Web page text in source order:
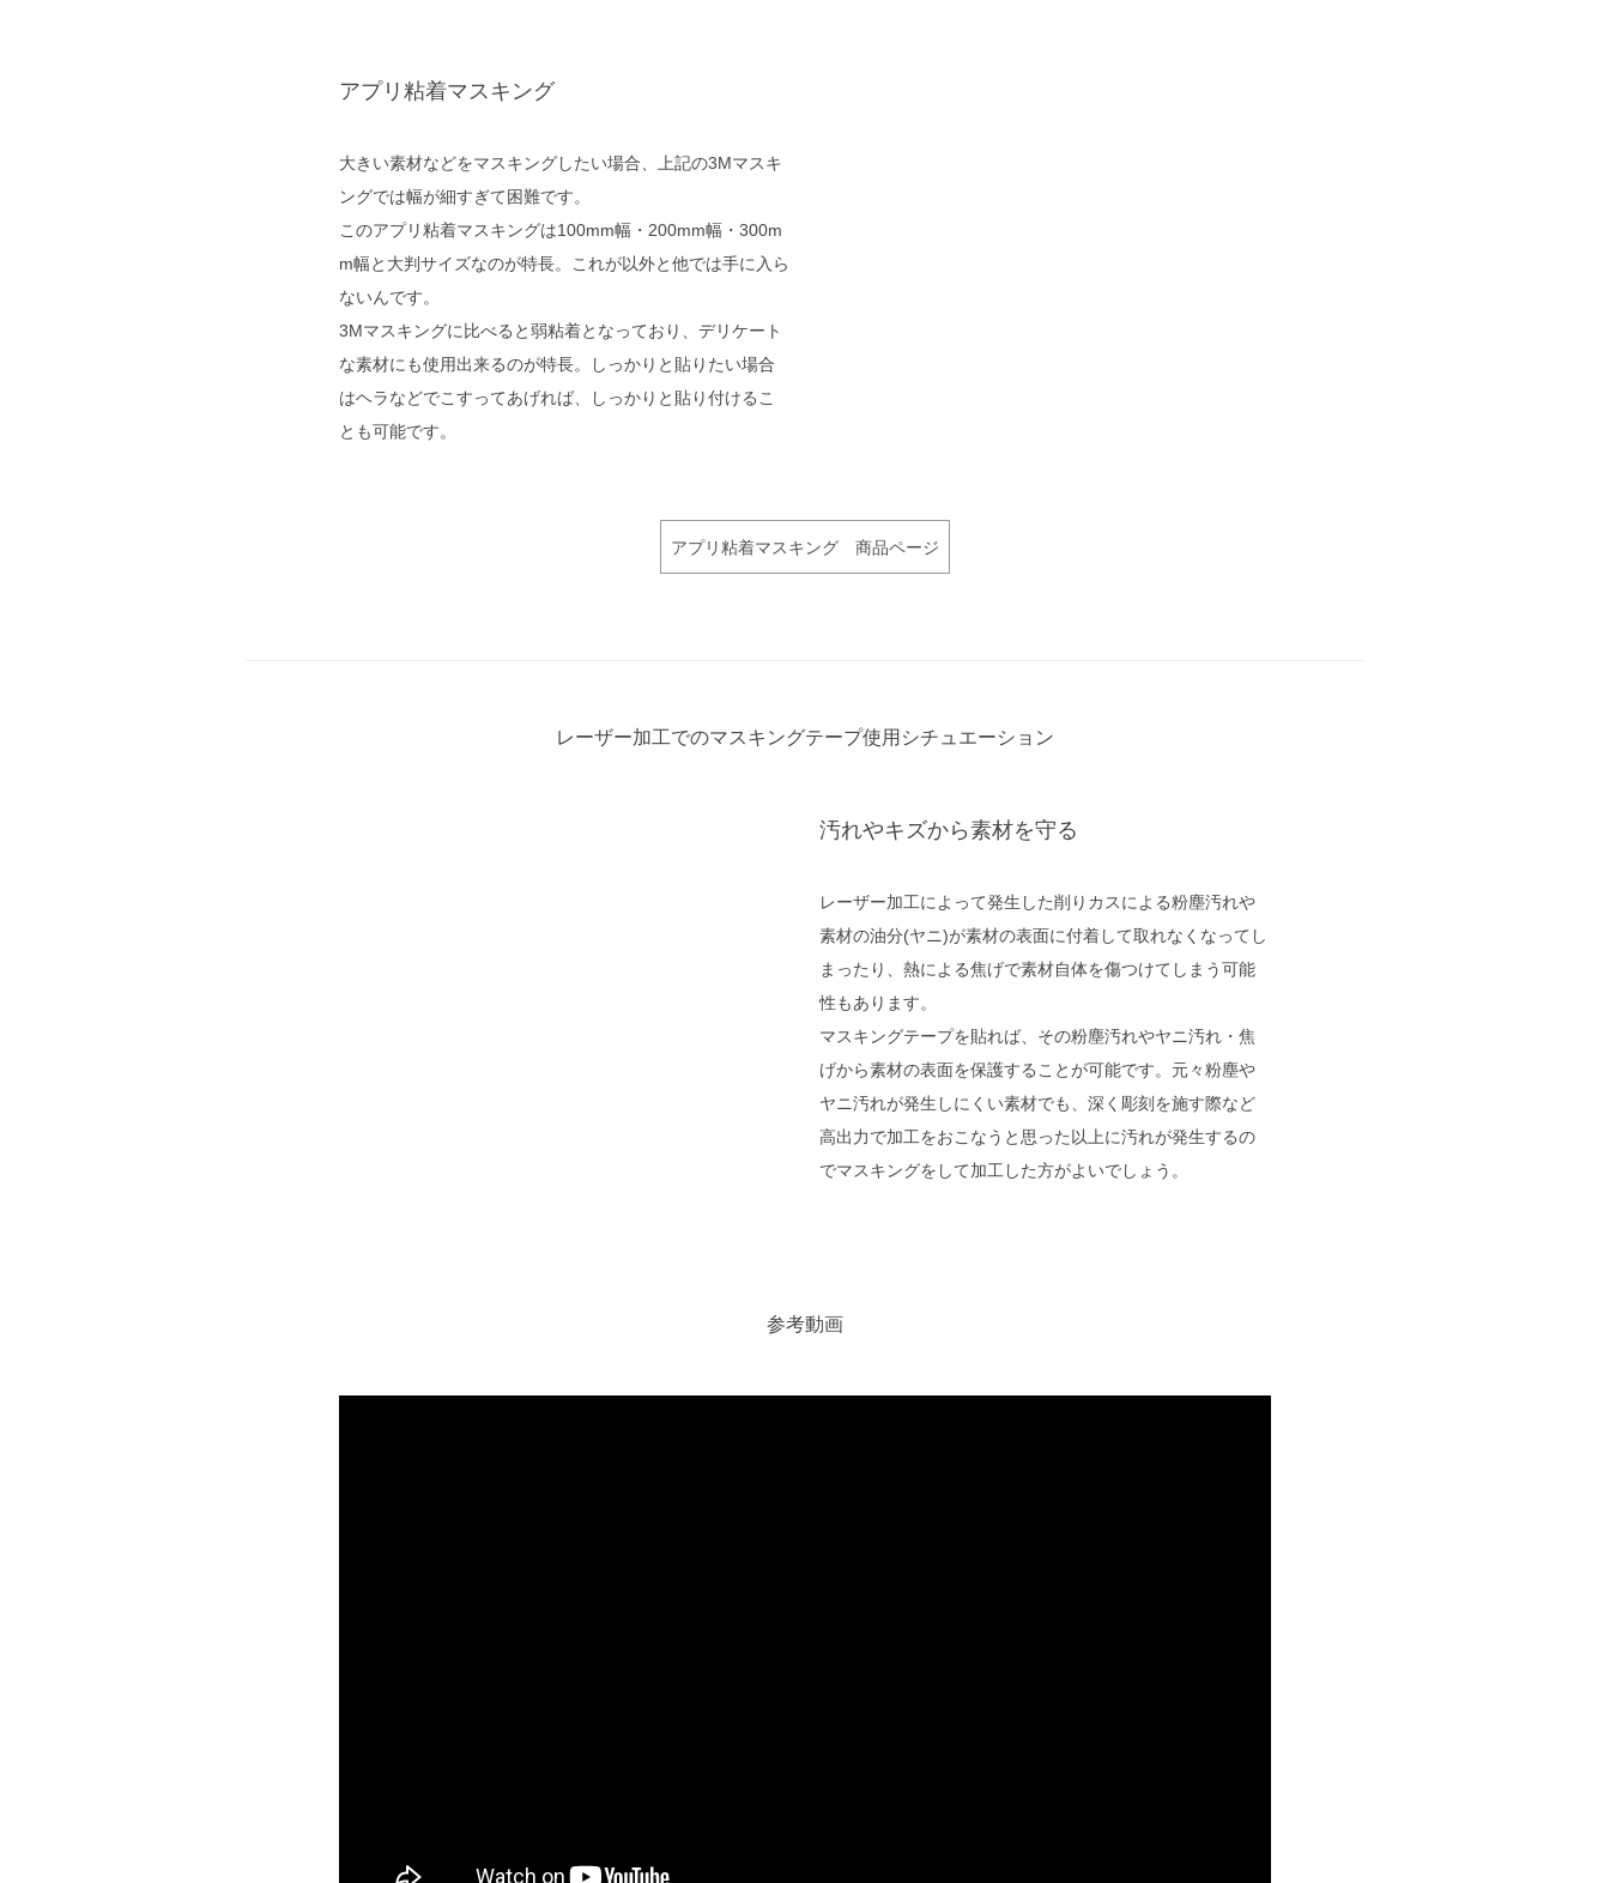
アプリ粘着マスキング
大きい素材などをマスキングしたい場合、上記の3Mマスキ
ングでは幅が細すぎて困難です。
このアプリ粘着マスキングは100mm幅・200mm幅・300m
m幅と大判サイズなのが特長。これが以外と他では手に入ら
ないんです。
3Mマスキングに比べると弱粘着となっており、デリケート
な素材にも使用出来るのが特長。しっかりと貼りたい場合
はヘラなどでこすってあげれば、しっかりと貼り付けるこ
とも可能です。
アプリ粘着マスキング 商品ページ
レーザー加工でのマスキングテープ使用シチュエーション
汚れやキズから素材を守る
レーザー加工によって発生した削りカスによる粉塵汚れや
素材の油分(ヤニ)が素材の表面に付着して取れなくなってし
まったり、熱による焦げで素材自体を傷つけてしまう可能
性もあります。
マスキングテープを貼れば、その粉塵汚れやヤニ汚れ・焦
げから素材の表面を保護することが可能です。元々粉塵や
ヤニ汚れが発生しにくい素材でも、深く彫刻を施す際など
高出力で加工をおこなうと思った以上に汚れが発生するの
でマスキングをして加工した方がよいでしょう。
参考動画